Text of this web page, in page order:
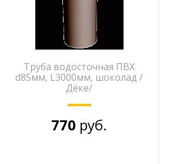
Труба водосточная ПВХ
d85мм, L3000мм, шоколад /
Дёке/
770 руб.